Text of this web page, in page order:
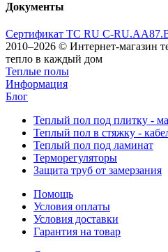
Документы
Сертификат ТС RU C-
2010–2026 © Интернет-магазин
тепло в каждый дом
Теплые полы
Информация
Блог
Теплый пол под плитку -
Теплый пол в стяжку -
Теплый пол под ламинат
Терморегуляторы
Защита труб от замерзания
Помощь
Условия оплаты
Условия доставки
Гарантия на товар